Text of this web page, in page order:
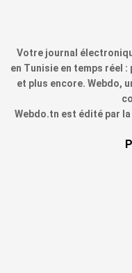
Votre journal
en Tunisie en temps réel
et plus encore. Webdo,
Webdo.tn est édité par la